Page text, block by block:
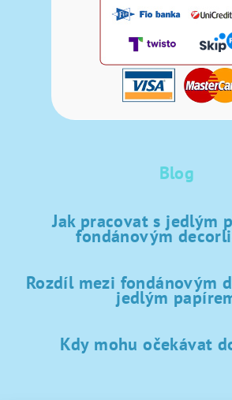
Blog
Jak pracovat s jedlým
fondánovým
Rozdíl mezi fondánovým
jedlým
Kdy mohu očekávat